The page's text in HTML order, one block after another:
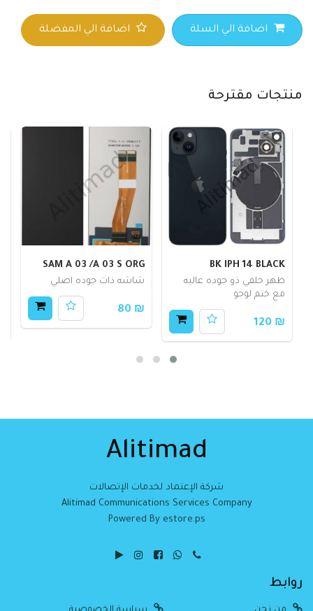
اضافة الي السلة اضافة الي المفضلة
منتجات مقترحة
BK IPH 14 BLACK
ظهر خلفي ذو جوده عاليه
مع ختم لوجو
₪ 120
SAM A 03 /A 03 S ORG
شاشه ذات جوده اصلي
₪ 80
Alitimad
شركة الإعتماد لخدمات الإتصالات
Alitimad Communications Services Company
Powered By estore.ps
روابط